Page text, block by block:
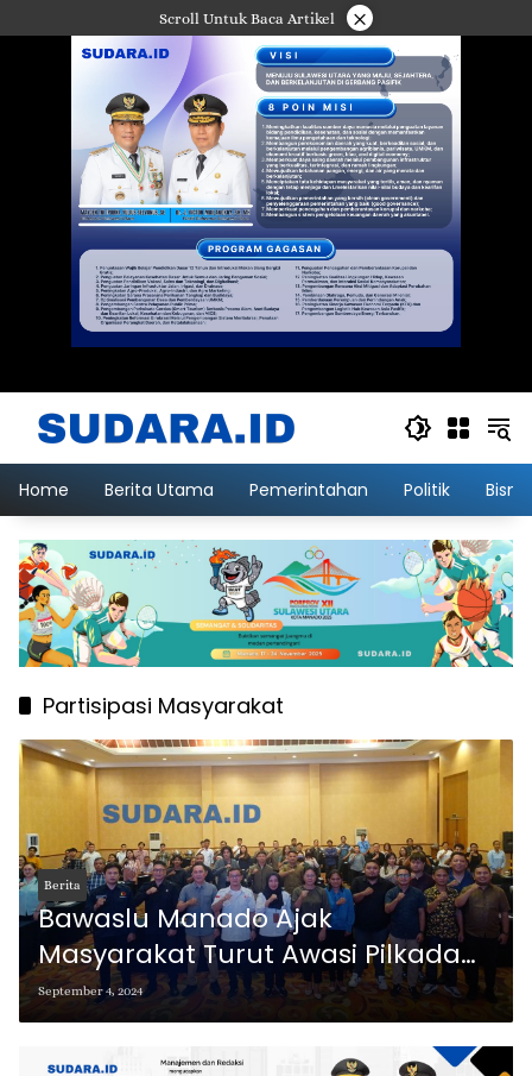
ke
Scroll Untuk Baca Artikel ×
Home Berita Utama Pemerintahan Politik
Partisipasi Masyarakat
Berita
Bawaslu Manado Ajak
Masyarakat Turut Awasi Pilkada
Serentak
September 4, 2024